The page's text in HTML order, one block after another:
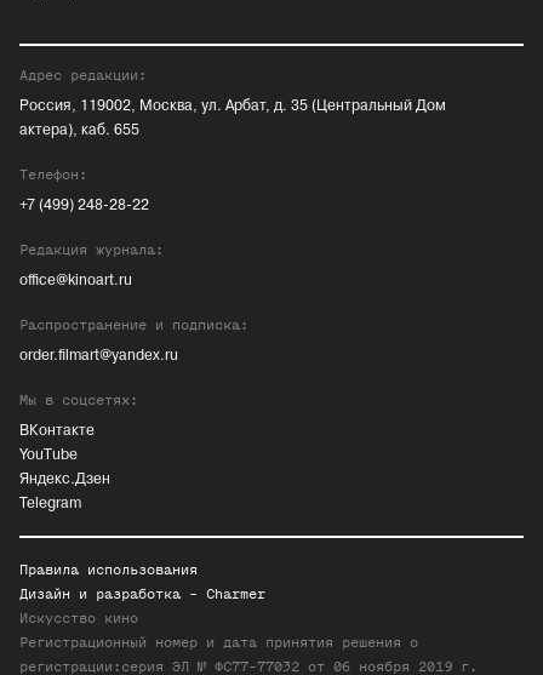
Адрес редакции:
Россия, 119002, Москва, ул. Арбат, д. 35 (Центральный Дом
актера), каб. 655
Телефон:
+7 (499) 248-28-22
Редакция журнала:
office@kinoart.ru
Распространение и подписка:
order.filmart@yandex.ru
Мы в соцсетях:
ВКонтакте
YouTube
Яндекс.Дзен
Telegram
Правила использования
Дизайн и разработка - Charmer
Искусство кино
Регистрационный номер и дата принятия решения о
регистрации:серия ЭЛ № ФС77-77032 от 06 ноября 2019 г.